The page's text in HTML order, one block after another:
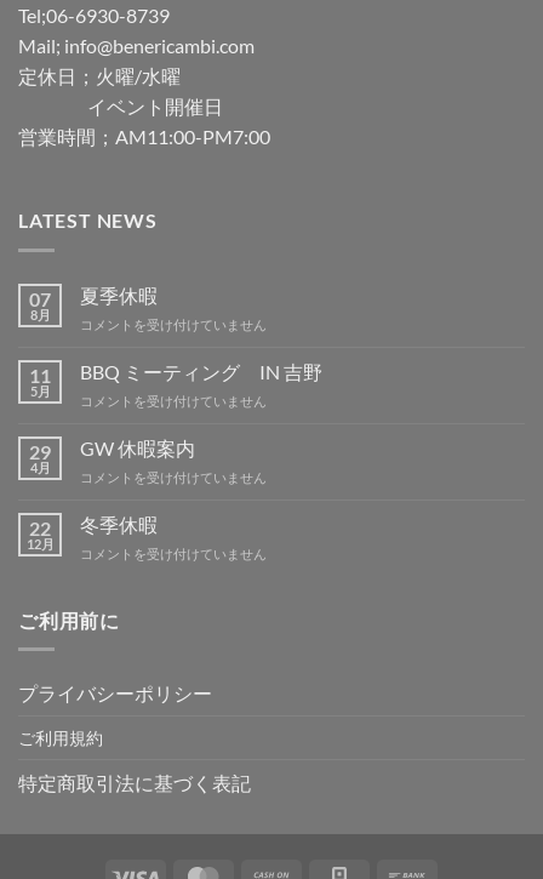
Tel;06-6930-8739
Mail; info@benericambi.com
定休日；火曜/水曜
イベント開催日
営業時間；AM11:00-PM7:00
LATEST NEWS
07
8月
夏季休暇
夏
休
暇
は
コメントを受け付けていません
11
5月
BBQ ミーティング IN 吉野
BBQ
ー
テ
ィ
グ
吉
コメントを受け付けていません
29
4月
GW 休暇案内
GW
暇
案
内
コメントを受け付けていません
22
12月
冬季休暇
冬
暇
は
コメントを受け付けていません
ご利用前に
プライバシーポリシー
ご利用規約
特定商取引法に基づく表記